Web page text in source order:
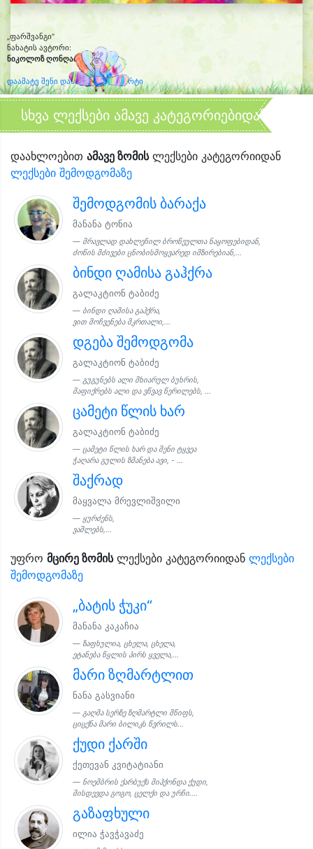
„ფარშვანგი“
ნახატის ავტორი:
ნიკოლოზ ღონღაძე(10)
დაამატე შენი დახატული კლიპარტი
სხვა ლექსები ამავე კატეგორიებიდან
დაახლოებით ამავე ზომისლექსები კატეგორიიდან
ლექსები შემოდგომაზე
შემოდგომის ბარაქა
მანანა ტონია
მრავლად დახლეჩილ ბროწეულთა ნაყოფებიდან,
ძოწის მძივები ცნობისმოყვარედ იმზირებიან,...
ბინდი ღამისა გაჰქრა
გალაკტიონ ტაბიძე
ბინდი ღამისა გაჰქრა,
ვით მოჩვენება მკრთალი,...
დგება შემოდგომა
გალაკტიონ ტაბიძე
გუგუნებს ალი მხიარულ ბუხრის,
მაფიქრებს ალი და ვწვავ წერილებს, ...
ცამეტი წლის ხარ
გალაკტიონ ტაბიძე
ცამეტი წლის ხარ და შენი ტყვეა
ჭაღარა გულის ზმანება ავი, - ...
შაქრად
მაყვალა მრევლიშვილი
ყურძენს,
ვაშლებს,...
უფრო მცირე ზომისლექსები კატეგორიიდან ლექსები
შემოდგომაზე
„ბატის ჭუკი“
მანანა კაკაჩია
ზაფხულია, ცხელა, ცხელა,
ეტანება წყლის პირს ყველა,...
მარი ზღმარტლით
ნანა გასვიანი
გაღმა სერზე ზღმარტლი მწიფს,
ციცქნა მარი ბილიკს წვრილს...
ქუდი ქარში
ქეთევან კვიტატიანი
ნოემბრის ქარბუქს მიჰქონდა ქუდი,
მისდევდა გოგო, ცელქი და ურჩი....
გაზაფხული
ილია ჭავჭავაძე